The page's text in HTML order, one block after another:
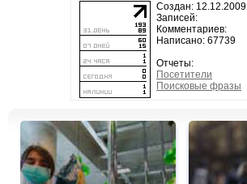
Создан: 12.12.2009
Записей:
Комментариев:
Написано: 67739
Отчеты:
Посетители
Поисковые фразы